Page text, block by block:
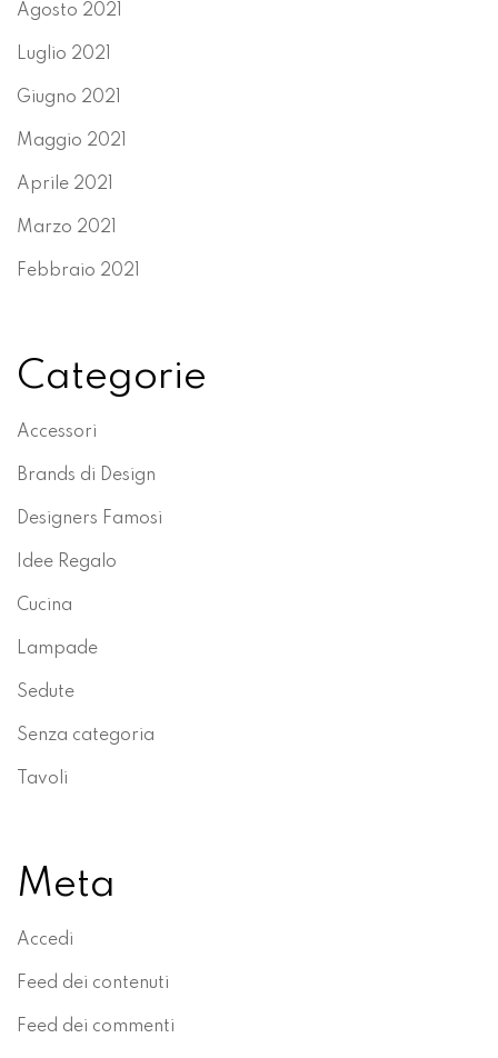
Agosto 2021
Luglio 2021
Giugno 2021
Maggio 2021
Aprile 2021
Marzo 2021
Febbraio 2021
Categorie
Accessori
Brands di Design
Designers Famosi
Idee Regalo
Cucina
Lampade
Sedute
Senza categoria
Tavoli
Meta
Accedi
Feed dei contenuti
Feed dei commenti